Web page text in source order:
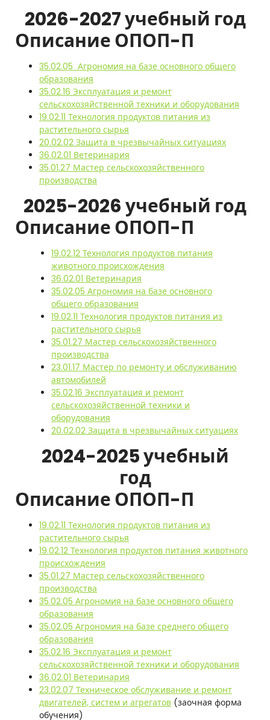
2026-2027 учебный год
Описание ОПОП-П
35.02.05 Агрономия на базе основного общего
образования
35.02.16 Эксплуатация и ремонт
сельскохозяйственной техники и оборудования
19.02.11 Технология продуктов питания из
растительного сырья
20.02.02 Защита в чрезвычайных ситуациях
36.02.01 Ветеринария
35.01.27 Мастер сельскохозяйственного
производства
2025-2026 учебный год
Описание ОПОП-П
19.02.12 Технология продуктов питания
животного происхождения
36.02.01 Ветеринария
35.02.05 Агрономия на базе основного
общего образования
19.02.11 Технология продуктов питания из
растительного сырья
35.01.27 Мастер сельскохозяйственного
производства
23.01.17 Мастер по ремонту и обслуживанию
автомобилей
35.02.16 Эксплуатация и ремонт
сельскохозяйственной техники и
оборудования
20.02.02 Защита в чрезвычайных ситуациях
2024-2025 учебный
год
Описание ОПОП-П
19.02.11 Технология продуктов питания из
растительного сырья
19.02.12 Технология продуктов питания животного
происхождения
35.01.27 Мастер сельскохозяйственного
производства
35.02.05 Агрономия на базе основного общего
образования
35.02.05 Агрономия на базе среднего общего
образования
35.02.16 Эксплуатация и ремонт
сельскохозяйственной техники и оборудования
36.02.01 Ветеринария
23.02.07 Техническое обслуживание и ремонт
двигателей, систем и агрегатов (заочная форма
обучения)